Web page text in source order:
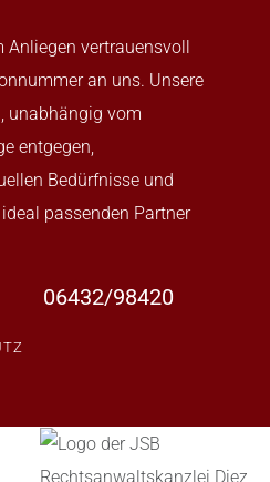
Anliegen vertrauensvoll
an uns. Unsere
unabhängig vom
entgegen,
Bedürfnisse und
passenden Partner
06432/98420